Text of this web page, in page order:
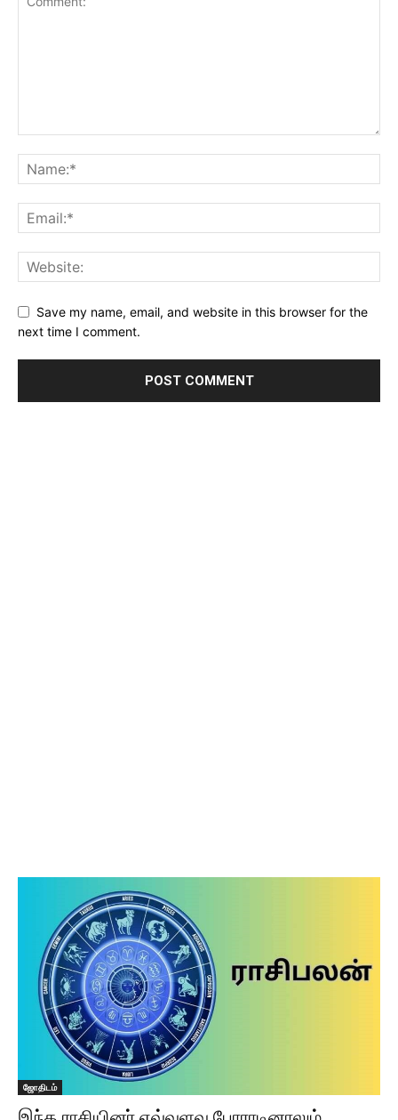
Save my name, email, and website in this browser for the
next time I comment.
ஜோதிடம்